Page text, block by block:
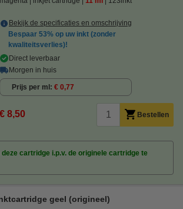
Bekijk de specificaties en omschrijving
Bespaar 53% op uw inkt (zonder
kwaliteitsverlies)!
Direct leverbaar
Morgen in huis
Prijs per ml € 0,77
€ 8,50 Bestellen
cartridge i.p.v. de originele cartridge te
geel (origineel)